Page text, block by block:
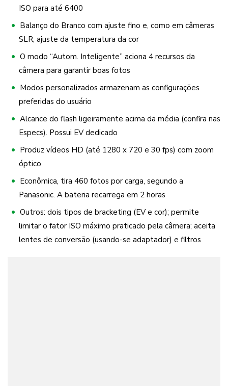
ISO para até 6400
Balanço do Branco com ajuste fino e, como em câmeras
SLR, ajuste da temperatura da cor
O modo “Autom. Inteligente” aciona 4 recursos da
câmera para garantir boas fotos
Modos personalizados armazenam as configurações
preferidas do usuário
Alcance do flash ligeiramente acima da média (confira nas
Especs). Possui EV dedicado
Produz vídeos HD (até 1280 x 720 e 30 fps) com zoom
óptico
Econômica, tira 460 fotos por carga, segundo a
Panasonic. A bateria recarrega em 2 horas
Outros: dois tipos de bracketing (EV e cor); permite
limitar o fator ISO máximo praticado pela câmera; aceita
lentes de conversão (usando-se adaptador) e filtros